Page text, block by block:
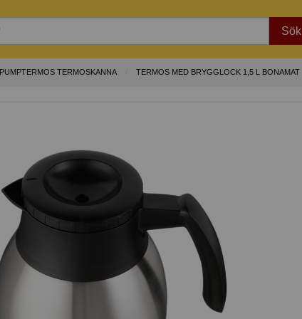
Sök
PUMPTERMOS TERMOSKANNA TERMOS MED BRYGGLOCK 1,5 L BONAMAT